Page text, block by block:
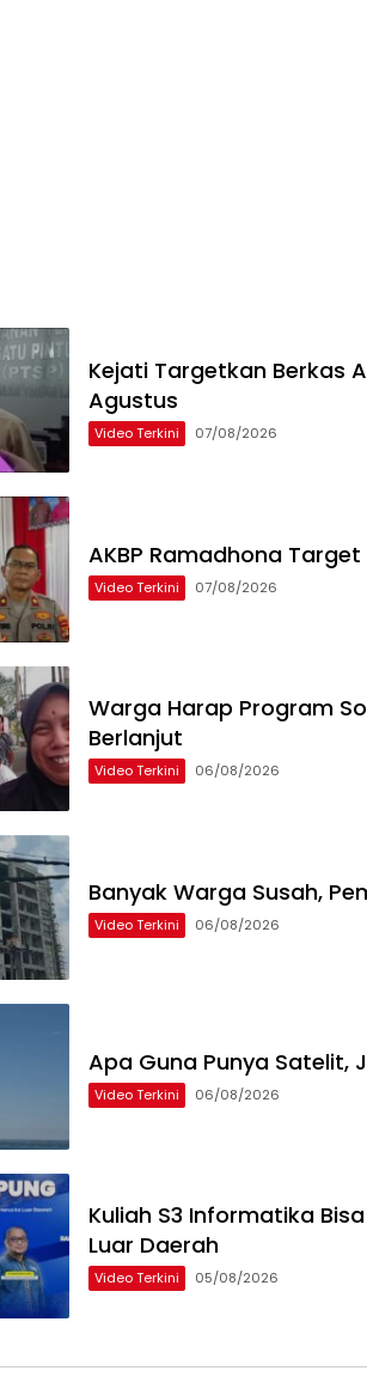
Kejati Targetkan Berkas
Agustus
Video Terkini 07/08/2026
AKBP Ramadhona
Video Terkini 07/08/2026
Warga Harap Program
Berlanjut
Video Terkini 06/08/2026
Banyak Warga Susah,
Video Terkini 06/08/2026
Apa Guna Punya Satelit,
Video Terkini 06/08/2026
Kuliah S3 Informatika
Luar Daerah
Video Terkini 05/08/2026